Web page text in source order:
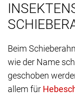
Beim
wie der Name
geschoben
allem für